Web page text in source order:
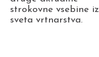
strokovne vsebine iz
sveta vrtnarstva.